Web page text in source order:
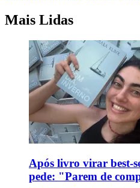
Mais Lidas
Após livro virar best-
pede: "Parem de